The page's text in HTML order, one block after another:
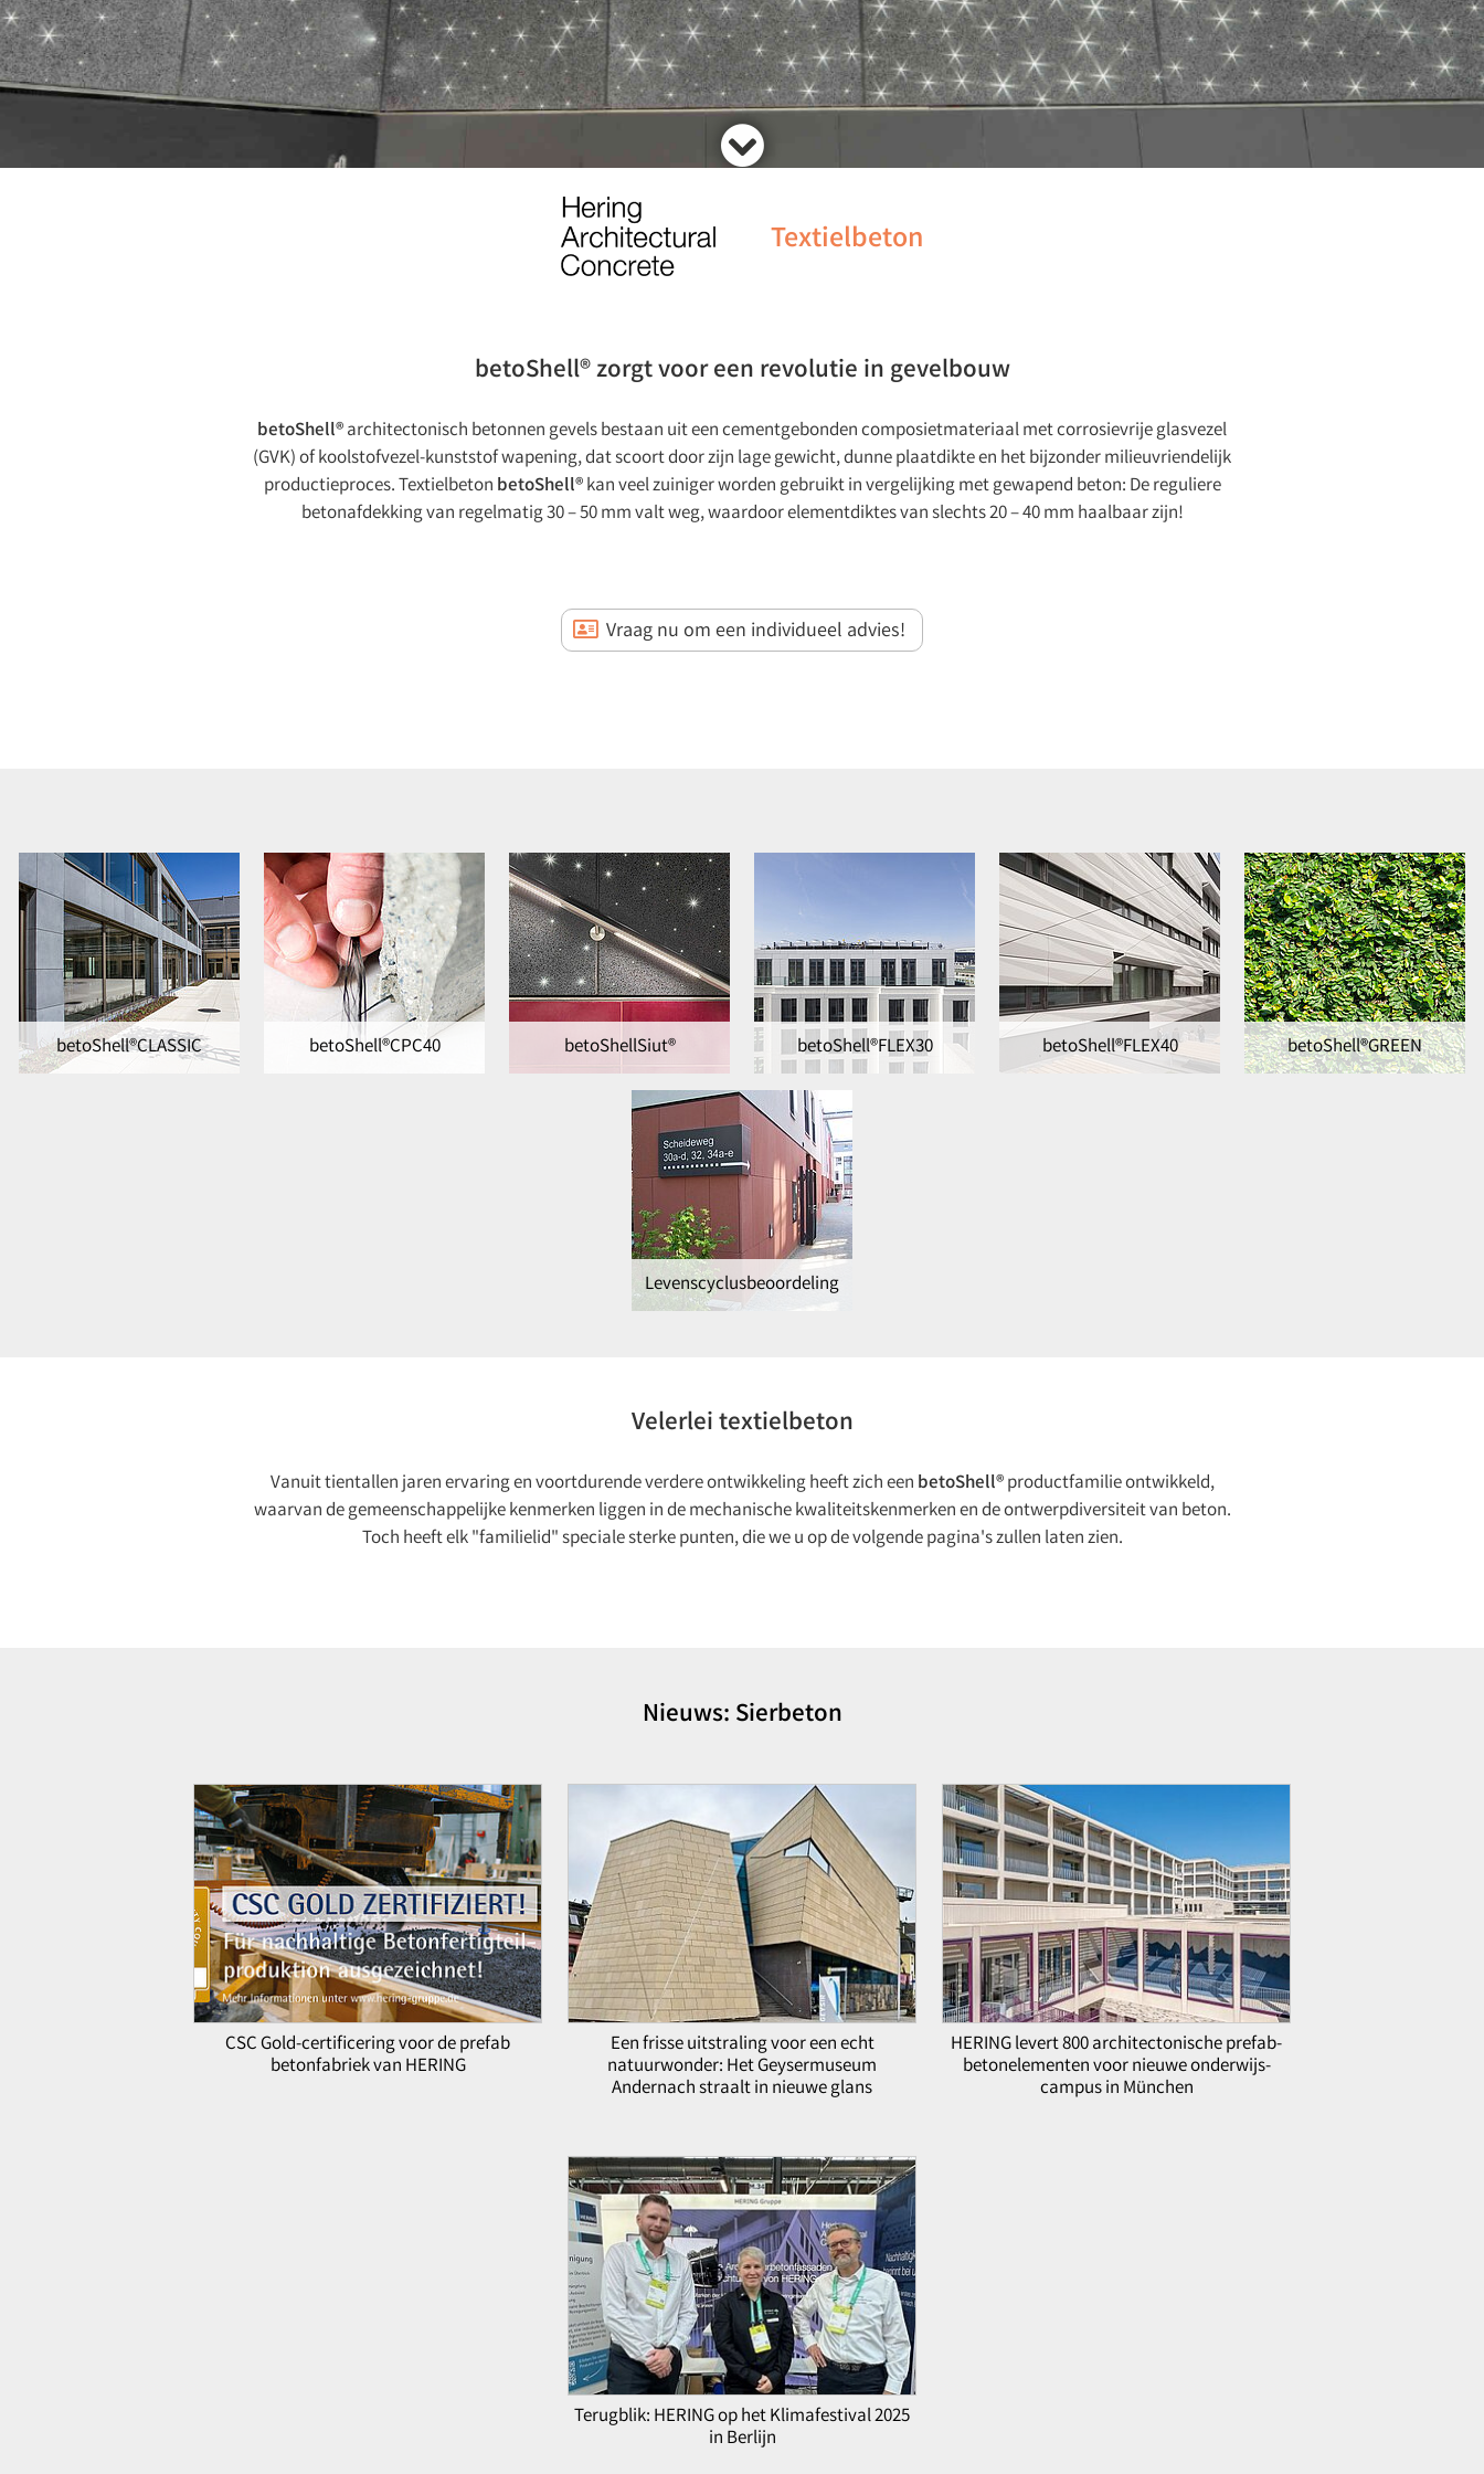
Textielbeton
betoShell® zorgt voor een revolutie in gevelbouw
betoShell®architectonisch betonnen gevels bestaan uit een cementgebonden composietmateriaal met corrosievrije glasvezel
(GVK) of koolstofvezel-kunststof wapening, dat scoort door zijn lage gewicht, dunne plaatdikte en het bijzonder milieuvriendelijk
productieproces. Textielbeton betoShell®kan veel zuiniger worden gebruikt in vergelijking met gewapend beton: De reguliere
betonafdekking van regelmatig 30 – 50 mm valt weg, waardoor elementdiktes van slechts 20 – 40 mm haalbaar zijn!
Vraag nu om een individueel advies!
betoShell®CLASSIC betoShell®CPC40 betoShellSiut® betoShell®FLEX30 betoShell®FLEX40 betoShell®GREEN
Levenscyclusbeoordeling
Velerlei textielbeton
Vanuit tientallen jaren ervaring en voortdurende verdere ontwikkeling heeft zich een betoShell®productfamilie ontwikkeld,
waarvan de gemeenschappelijke kenmerken liggen in de mechanische kwaliteitskenmerken en de ontwerpdiversiteit van beton.
Toch heeft elk "familielid" speciale sterke punten, die we u op de volgende pagina's zullen laten zien.
Nieuws: Sierbeton
CSC Gold-certificering voor de prefab
betonfabriek van HERING
Een frisse uitstraling voor een echt
natuurwonder: Het Geysermuseum
Andernach straalt in nieuwe glans
HERING levert 800 architectonische prefab-
betonelementen voor nieuwe onderwijs-
campus in München
Terugblik: HERING op het Klimafestival 2025
in Berlijn